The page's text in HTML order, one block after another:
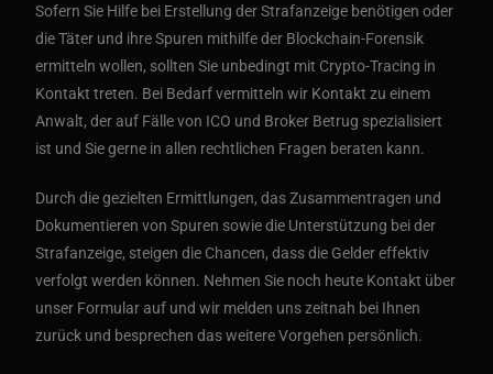
Sofern Sie Hilfe bei Erstellung der Strafanzeige benötigen oder
die Täter und ihre Spuren mithilfe der Blockchain-Forensik
ermitteln wollen, sollten Sie unbedingt mit Crypto-Tracing in
Kontakt treten. Bei Bedarf vermitteln wir Kontakt zu einem
Anwalt, der auf Fälle von ICO und Broker Betrug spezialisiert
ist und Sie gerne in allen rechtlichen Fragen beraten kann.
Durch die gezielten Ermittlungen, das Zusammentragen und
Dokumentieren von Spuren sowie die Unterstützung bei der
Strafanzeige, steigen die Chancen, dass die Gelder effektiv
verfolgt werden können. Nehmen Sie noch heute Kontakt über
unser Formular auf und wir melden uns zeitnah bei Ihnen
zurück und besprechen das weitere Vorgehen persönlich.